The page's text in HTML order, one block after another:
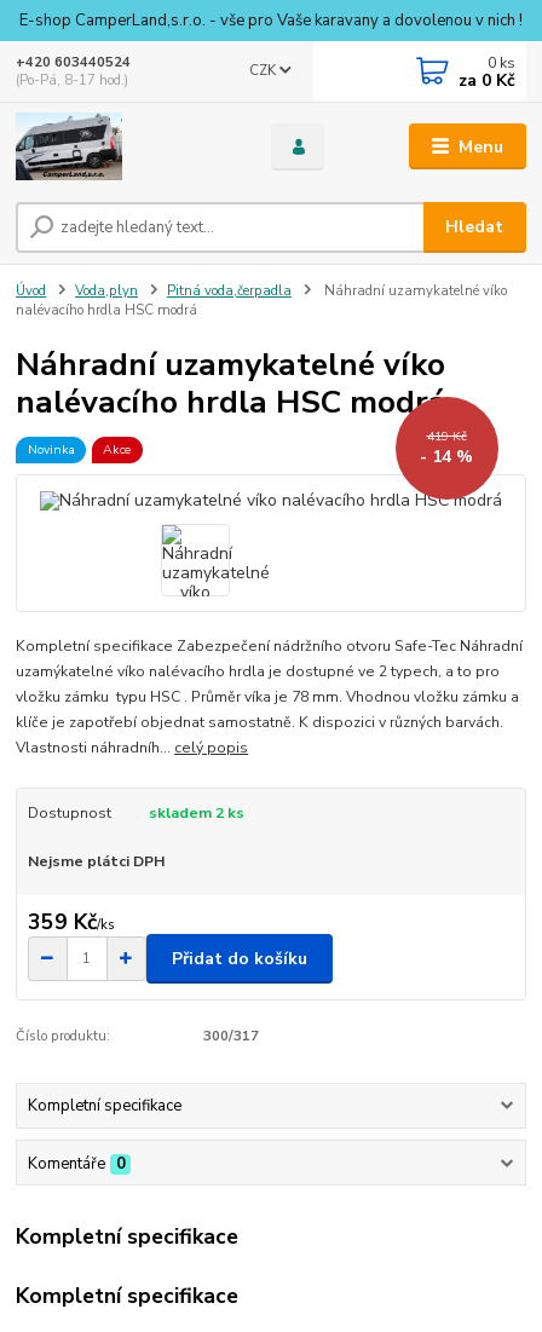
E-shop CamperLand,s.r.o. - vše pro Vaše karavany a dovolenou v nich !
Menu
CZK
Hledat
+420 603440524
(Po-Pá, 8-17 hod.)
0 ks
za 0 Kč
Úvod Voda,plyn Pitná voda,čerpadla
Náhradní uzamykatelné víko
nalévacího hrdla HSC modrá
Náhradní uzamykatelné víko
nalévacího hrdla HSC modrá
Novinka Akce
419 Kč
- 14 %
Kompletní specifikace Zabezpečení nádržního otvoru Safe-Tec Náhradní
uzamýkatelné víko nalévacího hrdla je dostupné ve 2 typech, a to pro
vložku zámku typu HSC . Průměr víka je 78 mm. Vhodnou vložku zámku a
klíče je zapotřebí objednat samostatně. K dispozici v různých barvách.
Vlastnosti náhradníh... celý popis
Dostupnost skladem 2 ks
Nejsme plátci DPH
359 Kč/ks
Přidat do košíku
Číslo produktu: 300/317
Kompletní specifikace
Komentáře 0
Kompletní specifikace
Kompletní specifikace